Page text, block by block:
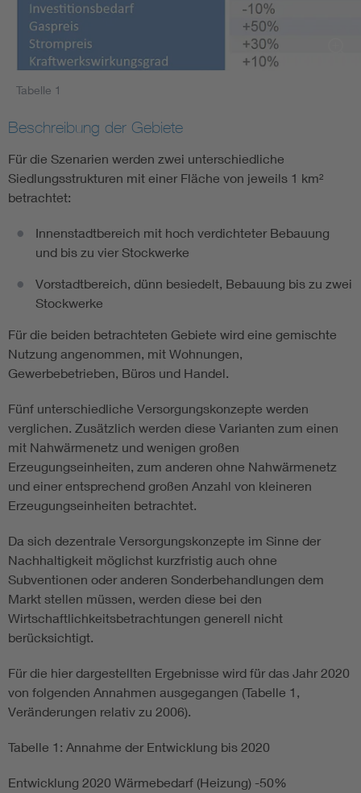
Tabelle 1
Beschreibung der Gebiete
Für die Szenarien werden zwei unterschiedliche
Siedlungsstrukturen mit einer Fläche von jeweils 1 km²
betrachtet:
Innenstadtbereich mit hoch verdichteter Bebauung
und bis zu vier Stockwerke
Vorstadtbereich, dünn besiedelt, Bebauung bis zu zwei
Stockwerke
Für die beiden betrachteten Gebiete wird eine gemischte
Nutzung angenommen, mit Wohnungen,
Gewerbebetrieben, Büros und Handel.
Fünf unterschiedliche Versorgungskonzepte werden
verglichen. Zusätzlich werden diese Varianten zum einen
mit Nahwärmenetz und wenigen großen
Erzeugungseinheiten, zum anderen ohne Nahwärmenetz
und einer entsprechend großen Anzahl von kleineren
Erzeugungseinheiten betrachtet.
Da sich dezentrale Versorgungskonzepte im Sinne der
Nachhaltigkeit möglichst kurzfristig auch ohne
Subventionen oder anderen Sonderbehandlungen dem
Markt stellen müssen, werden diese bei den
Wirtschaftlichkeitsbetrachtungen generell nicht
berücksichtigt.
Für die hier dargestellten Ergebnisse wird für das Jahr 2020
von folgenden Annahmen ausgegangen (Tabelle 1,
Veränderungen relativ zu 2006).
Tabelle 1: Annahme der Entwicklung bis 2020
Entwicklung 2020 Wärmebedarf (Heizung) -50%